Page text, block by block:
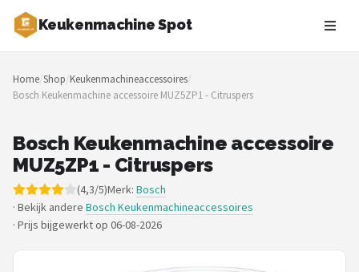
Keukenmachine Spot
Zoeken
NAVIGATIE
Merken
Blog
MasterChef
Home/Shop/Keukenmachineaccessoires/
Bosch Keukenmachine accessoire MUZ5ZP1 - Citruspers
Bosch Keukenmachine accessoire
MUZ5ZP1 - Citruspers
(4,3/5)Merk: Bosch
· Bekijk andere Bosch Keukenmachineaccessoires
· Prijs bijgewerkt op 06-08-2026